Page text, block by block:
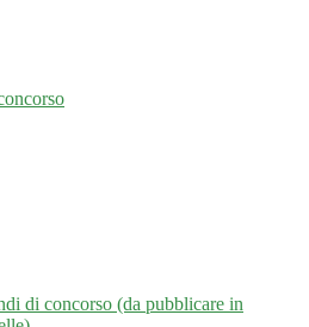
di concorso (da pubblicare in